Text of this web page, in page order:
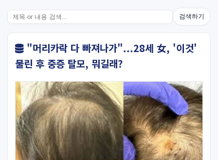
검색하기
"머리카락 다 빠져나가"...28세 女, '이것'
물린 후 중증 탈모, 뭐길래?